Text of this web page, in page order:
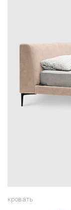
кровать